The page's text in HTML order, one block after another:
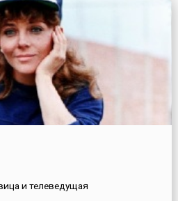
и телеведущая